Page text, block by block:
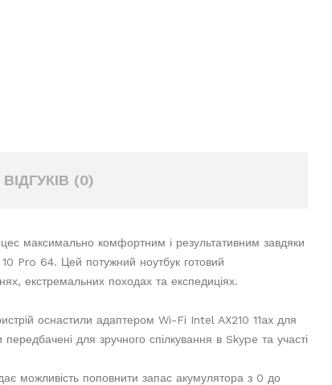
ВІДГУКІВ (0)
максимально комфортним і результативним завдяки
Pro 64. Цей потужний ноутбук готовий
екстремальних походах та експедиціях.
оснастили адаптером Wi-Fi Intel AX210 11ax для
для зручного спілкування в Skype та участі
можливість поповнити запас акумулятора з 0 до